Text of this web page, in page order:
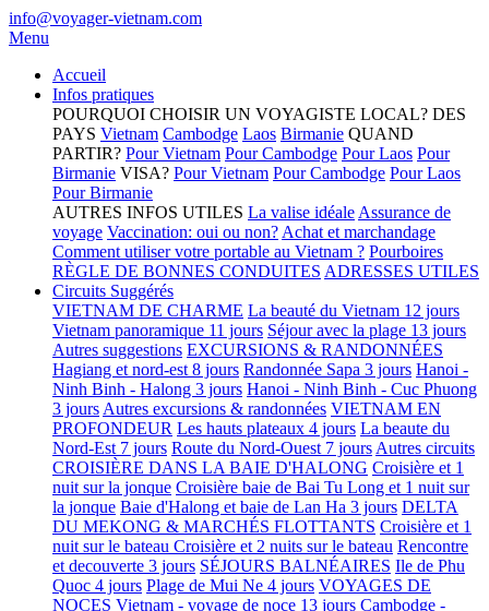
info@voyager-vietnam.com
Menu
Accueil
Infos pratiques
POURQUOI CHOISIR UN VOYAGISTE LOCAL? DES
PAYS Vietnam Cambodge Laos Birmanie QUAND
PARTIR? Pour Vietnam Pour Cambodge Pour Laos Pour
Birmanie VISA? Pour Vietnam Pour Cambodge Pour Laos
Pour Birmanie
AUTRES INFOS UTILES La valise idéale Assurance de
voyage Vaccination: oui ou non? Achat et marchandage
Comment utiliser votre portable au Vietnam ? Pourboires
RÈGLE DE BONNES CONDUITES ADRESSES UTILES
Circuits Suggérés
VIETNAM DE CHARME La beauté du Vietnam 12 jours
Vietnam panoramique 11 jours Séjour avec la plage 13 jours
Autres suggestions EXCURSIONS & RANDONNÉES
Hagiang et nord-est 8 jours Randonnée Sapa 3 jours Hanoi -
Ninh Binh - Halong 3 jours Hanoi - Ninh Binh - Cuc Phuong
3 jours Autres excursions & randonnées VIETNAM EN
PROFONDEUR Les hauts plateaux 4 jours La beaute du
Nord-Est 7 jours Route du Nord-Ouest 7 jours Autres circuits
CROISIÈRE DANS LA BAIE D'HALONG Croisière et 1
nuit sur la jonque Croisière baie de Bai Tu Long et 1 nuit sur
la jonque Baie d'Halong et baie de Lan Ha 3 jours DELTA
DU MEKONG & MARCHÉS FLOTTANTS Croisière et 1
nuit sur le bateau Croisière et 2 nuits sur le bateau Rencontre
et decouverte 3 jours SÉJOURS BALNÉAIRES Ile de Phu
Quoc 4 jours Plage de Mui Ne 4 jours VOYAGES DE
NOCES Vietnam - voyage de noce 13 jours Cambodge -